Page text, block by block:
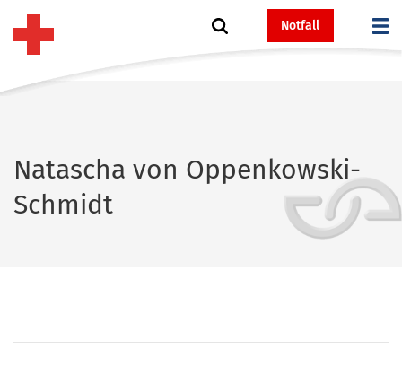
Notfall
Natascha von Oppenkowski-
Schmidt